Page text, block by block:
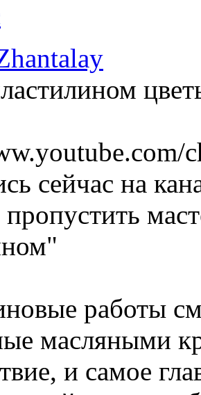
сейчас на
работы
масляными
и самое